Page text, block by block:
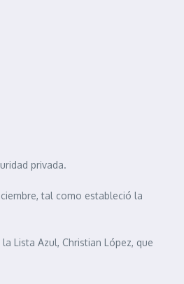
privada.
tal como estableció la
Lista Azul, Christian López, que